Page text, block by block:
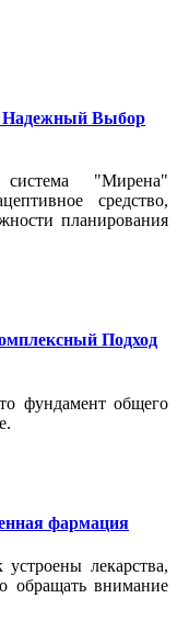
Надежный Выбор
система "Мирена"
средство,
планирования
Подход
фундамент общего
фармация
лекарства,
обращать внимание